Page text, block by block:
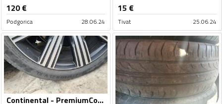
120€
Podgorica 28.06.24
15 €
Tivat 25.06.24
Continental - PremiumContact 6 run flat - Ljetnja guma